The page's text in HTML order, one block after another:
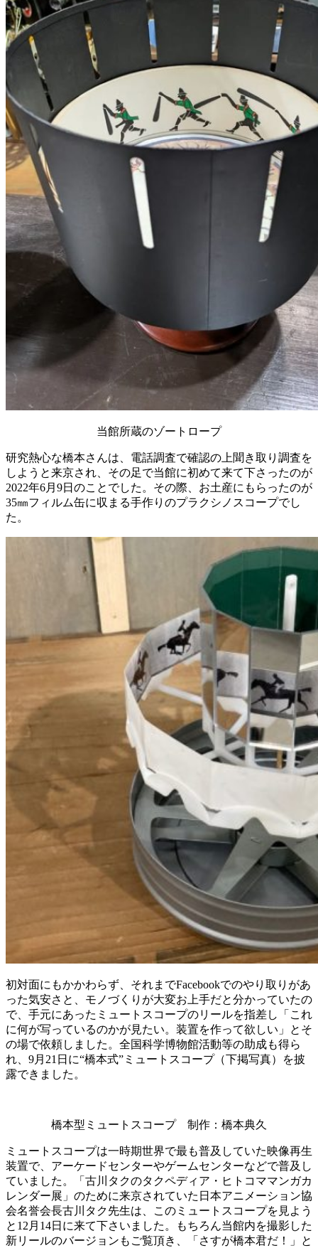
当館所蔵のゾートロープ
研究熱心な橋本さんは、電話調査で確認の上聞き取り調査を
しようと来京され、その足で当館に初めて来て下さったのが
2022年6月9日のことでした。その際、お土産にもらったのが
35㎜フィルム缶に収まる手作りのプラクシノスコープでし
た。
初対面にもかかわらず、それまでFacebookでのやり取りがあ
った気安さと、モノづくりが大変お上手だと分かっていたの
で、手元にあったミュートスコープのリールを指差し「これ
に何が写っているのかが見たい。装置を作って欲しい」とそ
の場で依頼しました。全国科学博物館活動等の助成も得ら
れ、9月21日に“橋本式”ミュートスコープ（下掲写真）を披
露できました。
橋本型ミュートスコープ 制作：橋本典久
ミュートスコープは一時期世界で最も普及していた映像再生
装置で、アーケードセンターやゲームセンターなどで普及し
ていました。「古川タクのタクペディア・ヒトコママンガカ
レンダー展」のために来京されていた日本アニメーション協
会名誉会長古川タク先生は、このミュートスコープを見よう
と12月14日に来て下さいました。もちろん当館内を撮影した
新リールのバージョンもご覧頂き、「さすが橋本君だ！」と